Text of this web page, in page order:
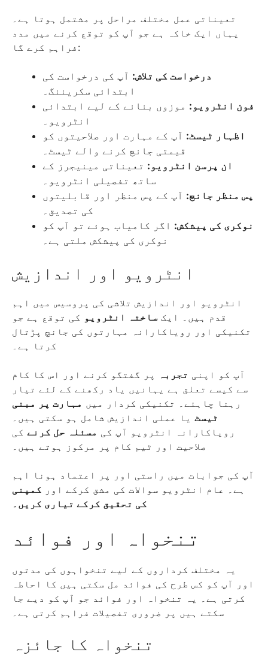
تعیناتی عمل مختلف مراحل پر مشتمل ہوتا ہے۔
یہاں ایک خاکہ ہے جو آپ کو توقع کرنے میں مدد
فراہم کرے گا:
درخواست کی تلاش: آپ کی درخواست کی
ابتدائی سکریننگ۔
فون انٹرویو: موزوں بنانے کے لیے ابتدائی
انٹرویو۔
اظہار ٹیسٹ: آپ کے مہارت اور صلاحیتوں کو
قیمتی جانچ کرنے والے ٹیسٹ۔
ان پرسن انٹرویو: تعیناتی مینیجرز کے
ساتھ تفصیلی انٹرویو۔
پس منظر جانچ: آپ کے پس منظر اور قابلیتوں
کی تصدیق۔
نوکری کی پیشکش: اگر کامیاب ہوئے تو آپ کو
نوکری کی پیشکش ملتی ہے۔
انٹرویو اور اندازیش
انٹرویو اور اندازیش تلاشی کی پروسیس میں اہم
قدم ہیں۔ ایک ساختہ انٹرویو کی توقع ہے جو
تکنیکی اور رویاکارانہ مہارتوں کی جانچ پڑتال
کرتا ہے۔
آپ کو اپنی تجربہ
پر گفتگو کرنے اور اس کا کام
سے کیسے تعلق ہے یہانیں یاد رکھنے کے لئے تیار
رہنا چاہئے۔ تکنیکی کردار میں مہارت پر مبنی
ٹیسٹ یا عملی اندازیش شامل ہو سکتی ہیں۔
رویاکارانہ انٹرویو آپ کی مسئلہ حل کرنے کی
صلاحیت اور ٹیم کام پر مرکوز ہوتے ہیں۔
آپ کی جوابات میں راستی اور پر اعتماد ہونا اہم
ہے۔ عام انٹرویو سوالات کی مشق کرکے اور کمپنی
کی تحقیق کرکے تیاری کریں۔
تنخواہ اور فوائد
یہ مختلف کرداروں کے لیے تنخواہوں کی مدتوں
اور آپ کو کس طرح کی فوائد مل سکتی ہیں کا احاطہ
کرتی ہے۔ یہ تنخواہ اور فوائد جو آپ کو دیے جا
سکتے ہیں پر ضروری تفصیلات فراہم کرتی ہے۔
تنخواہ کا جائزہ